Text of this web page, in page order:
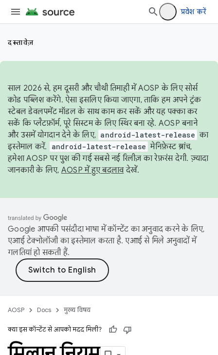
प्रवेश करें
दस्तावेज़
साल 2026 से, हम दूसरी और चौथी तिमाही में AOSP के लिए सोर्स
कोड पब्लिश करेंगे. ऐसा इसलिए किया जाएगा, ताकि हम अपने ट्रंक
स्टेबल डेवलपमेंट मॉडल के साथ काम कर सकें और यह पक्का कर
सकें कि प्लैटफ़ॉर्म, पूरे सिस्टम के लिए स्थिर बना रहे. AOSP बनाने
और उसमें योगदान देने के लिए, android-latest-release का
इस्तेमाल करें.
android-latest-release मेनिफ़ेस्ट ब्रांच,
हमेशा AOSP पर पुश की गई सबसे नई रिलीज़ का रेफ़रंस देगी. ज़्यादा
जानकारी के लिए, AOSP में हुए बदलावदेखें.
Google आपकी पसंदीदा भाषा में कॉन्टेंट का अनुवाद करने के लिए,
एआई टेक्नोलॉजी का इस्तेमाल करता है. एआई से मिले अनुवादों में
गलतियां हो सकती हैं.
AOSP Docs मुख्य विषय
क्या इस कॉन्टेंट से आपको मदद मिली?